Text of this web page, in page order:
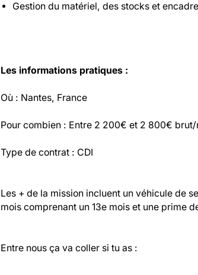
Gestion du matériel, des stocks et
Les informations pratiques :
Où : Nantes, France
Pour combien : Entre 2 200€ et 2 800€
Type de contrat : CDI
Les + de la mission incluent un véhicule de
mois comprenant un 13e mois et une prime
Entre nous ça va coller si tu as :